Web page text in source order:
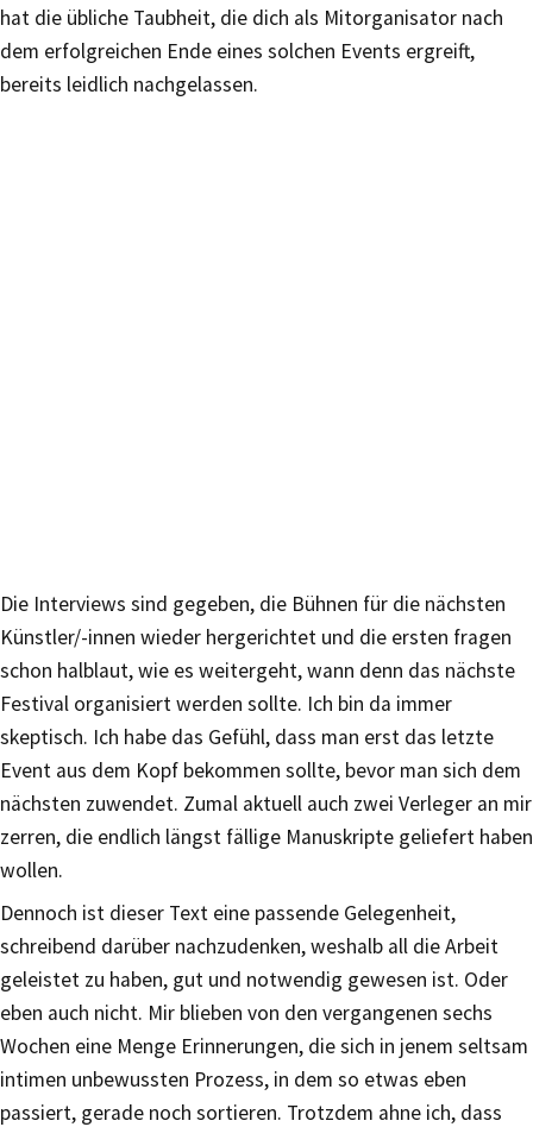
hat die übliche Taubheit, die dich als Mitorganisator nach
dem erfolgreichen Ende eines solchen Events ergreift,
bereits leidlich nachgelassen.
Die Interviews sind gegeben, die Bühnen für die nächsten
Künstler/-innen wieder hergerichtet und die ersten fragen
schon halblaut, wie es weitergeht, wann denn das nächste
Festival organisiert werden sollte. Ich bin da immer
skeptisch. Ich habe das Gefühl, dass man erst das letzte
Event aus dem Kopf bekommen sollte, bevor man sich dem
nächsten zuwendet. Zumal aktuell auch zwei Verleger an mir
zerren, die endlich längst fällige Manuskripte geliefert haben
wollen.
Dennoch ist dieser Text eine passende Gelegenheit,
schreibend darüber nachzudenken, weshalb all die Arbeit
geleistet zu haben, gut und notwendig gewesen ist. Oder
eben auch nicht. Mir blieben von den vergangenen sechs
Wochen eine Menge Erinnerungen, die sich in jenem seltsam
intimen unbewussten Prozess, in dem so etwas eben
passiert, gerade noch sortieren. Trotzdem ahne ich, dass